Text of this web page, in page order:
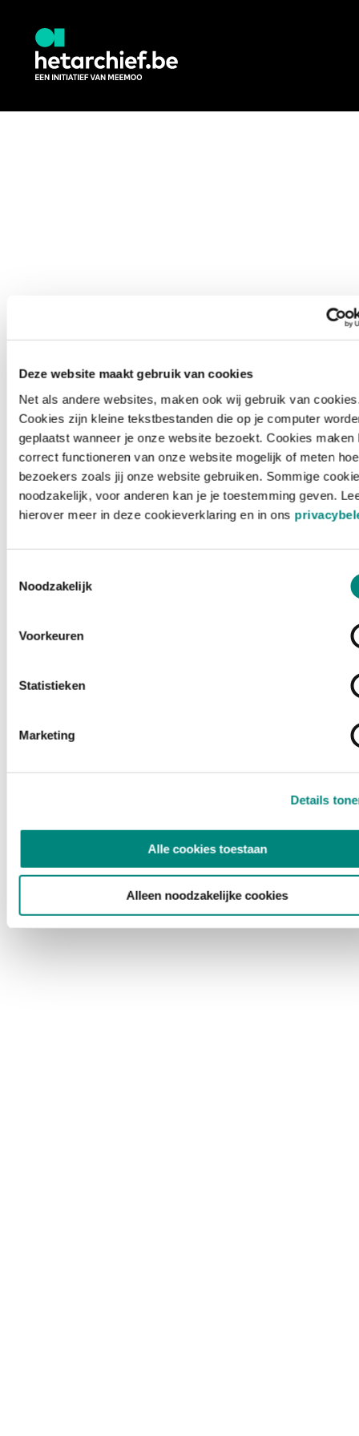
Deze website maakt gebruik van cookies
Net als andere websites, maken ook wij gebruik van
Cookies zijn kleine tekstbestanden die op je computer
geplaatst wanneer je onze website bezoekt. Cookies maken
correct functioneren van onze website mogelijk of meten hoe
bezoekers zoals jij onze website gebruiken. Sommige
noodzakelijk, voor anderen kan je je toestemming geven.
hierover meer in deze cookieverklaring en in ons
Noodzakelijk
Voorkeuren
Statistieken
Marketing
Details
Alle cookies toestaan
Alleen noodzakelijke cookies